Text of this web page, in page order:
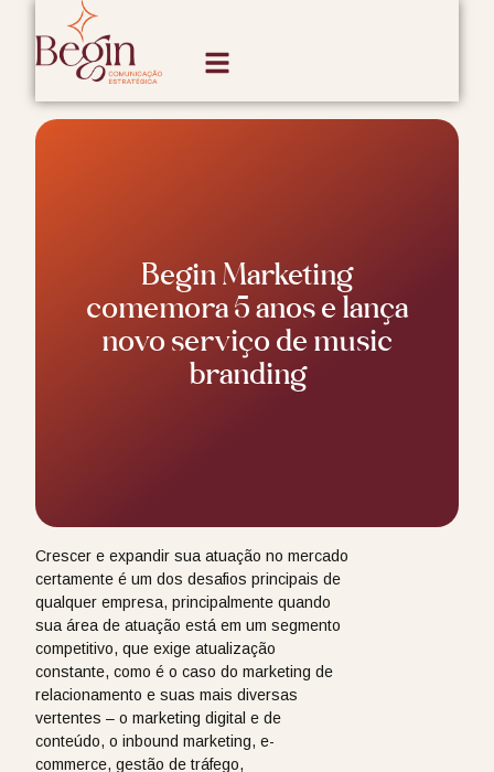
Begin Marketing
comemora 5 anos e lança
novo serviço de music
branding
Crescer e expandir sua atuação no mercado
certamente é um dos desafios principais de
qualquer empresa, principalmente quando
sua área de atuação está em um segmento
competitivo, que exige atualização
constante, como é o caso do marketing de
relacionamento e suas mais diversas
vertentes – o marketing digital e de
conteúdo, o inbound marketing, e-
commerce, gestão de tráfego,